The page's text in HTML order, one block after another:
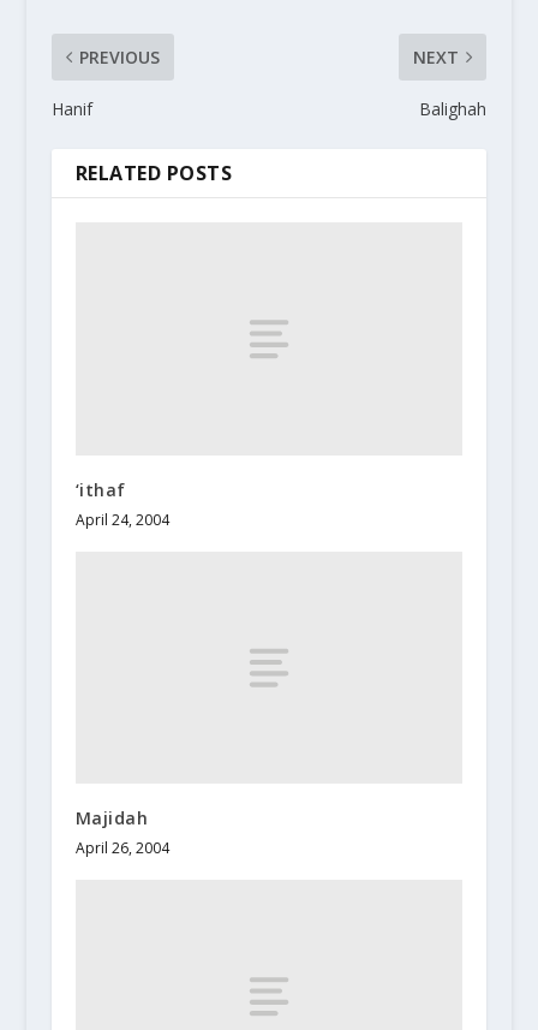
PREVIOUS
Hanif
NEXT
Balighah
RELATED POSTS
‘ithaf
April 24, 2004
Majidah
April 26, 2004